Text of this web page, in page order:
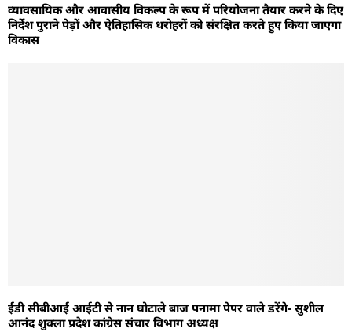
व्यावसायिक और आवासीय विकल्प के रूप में परियोजना तैयार करने के दिए
निर्देश पुराने पेड़ों और ऐतिहासिक धरोहरों को संरक्षित करते हुए किया जाएगा
विकास
ईडी सीबीआई आईटी से नान घोटाले बाज पनामा पेपर वाले डरेंगे- सुशील
आनंद शुक्ला प्रदेश कांग्रेस संचार विभाग अध्यक्ष